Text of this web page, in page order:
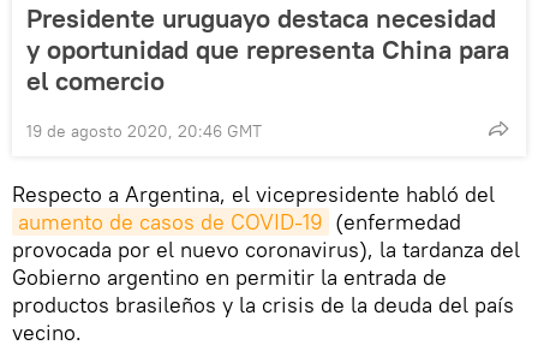
Presidente uruguayo destaca necesidad
y oportunidad que representa China para
el comercio
19 de agosto 2020, 20:46 GMT
Respecto a Argentina, el vicepresidente habló del
aumento de casos de COVID-19 (enfermedad
provocada por el nuevo coronavirus), la tardanza del
Gobierno argentino en permitir la entrada de
productos brasileños y la crisis de la deuda del país
vecino.